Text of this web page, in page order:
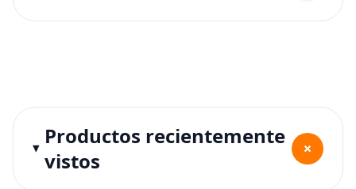
Productos recientemente
vistos
+